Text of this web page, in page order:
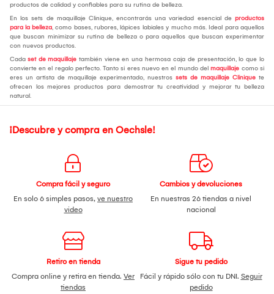
productos de calidad y confiables para su rutina de belleza.
En los sets de maquillaje Clinique, encontrarás una variedad esencial de productos
para la belleza, como bases, rubores, lápices labiales y mucho más. Ideal para aquellos
que buscan minimizar su rutina de belleza o para aquellos que buscan experimentar
con nuevos productos.
Cada set de maquillaje también viene en una hermosa caja de presentación, lo que lo
convierte en el regalo perfecto. Tanto si eres nuevo en el mundo del maquillaje como si
eres un artista de maquillaje experimentado, nuestros sets de maquillaje Clinique te
ofrecen los mejores productos para demostrar tu creatividad y mejorar tu belleza
natural.
¡Descubre y compra en Oechsle!
Compra fácil y seguro
En solo 6 simples pasos, ve nuestro
video
Cambios y devoluciones
En nuestras 26 tiendas a nivel
nacional
Retiro en tienda
Compra online y retira en tienda. Ver
tiendas
Sigue tu pedido
Fácil y rápido sólo con tu DNI. Seguir
pedido